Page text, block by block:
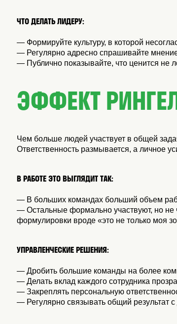
ЧТО ДЕЛАТЬ ЛИДЕРУ:
— Формируйте культуру, в которой
— Регулярно адресно спрашивайте
— Публично показывайте, что ценится не
ЭФФЕКТ
Чем больше людей участвует в общей
Ответственность размывается, а личное
В РАБОТЕ ЭТО ВЫГЛЯДИТ ТАК:
— В больших командах больший объем
— Остальные формально участвуют, но не
формулировки вроде «это не только моя
УПРАВЛЕНЧЕСКИЕ РЕШЕНИЯ:
— Дробить большие команды на более
— Делать вклад каждого сотрудника
— Закреплять персональную
— Регулярно связывать общий результат